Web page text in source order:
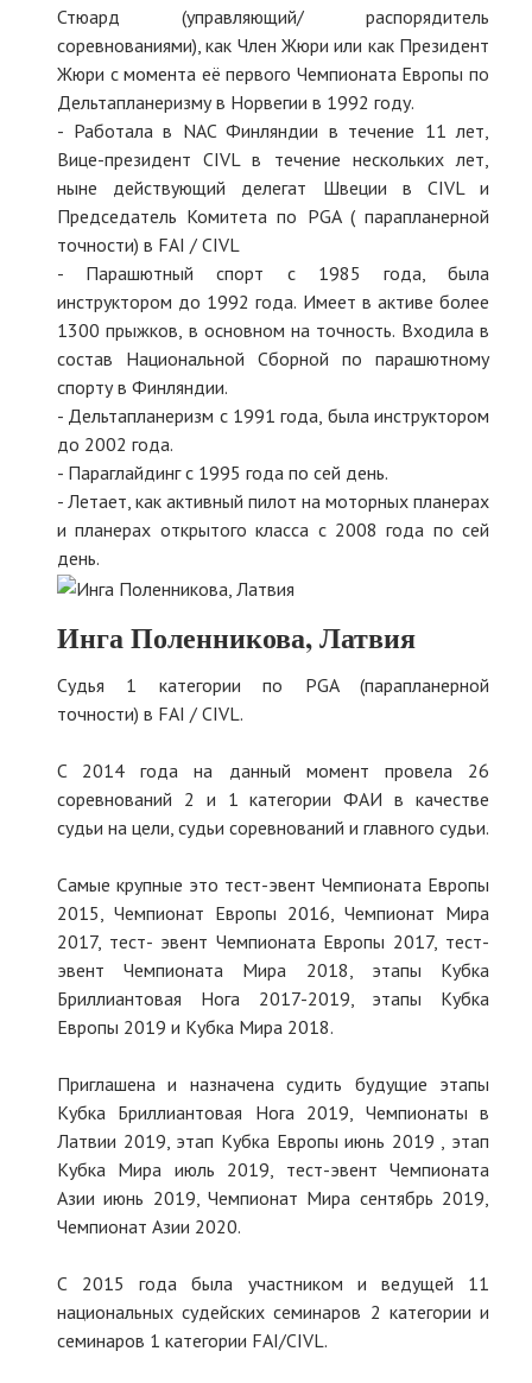
Стюард (управляющий/ распорядитель
соревнованиями), как Член Жюри или как Президент
Жюри с момента её первого Чемпионата Европы по
Дельтапланеризму в Норвегии в 1992 году.
- Работала в NAC Финляндии в течение 11 лет,
Вице-президент CIVL в течение нескольких лет,
ныне действующий делегат Швеции в CIVL и
Председатель Комитета по PGA ( парапланерной
точности) в FAI / CIVL
- Парашютный спорт с 1985 года, была
инструктором до 1992 года. Имеет в активе более
1300 прыжков, в основном на точность. Входила в
состав Национальной Сборной по парашютному
спорту в Финляндии.
- Дельтапланеризм с 1991 года, была инструктором
до 2002 года.
- Параглайдинг с 1995 года по сей день.
- Летает, как активный пилот на моторных планерах
и планерах открытого класса с 2008 года по сей
день.
Инга Поленникова, Латвия
Судья 1 категории по PGA (парапланерной
точности) в FAI / CIVL.
C 2014 года на данный момент провела 26
соревнований 2 и 1 категории ФАИ в качестве
судьи на цели, судьи соревнований и главного судьи.
Самые крупные это тест-эвент Чемпионата Европы
2015, Чемпионат Европы 2016, Чемпионат Мира
2017, тест- эвент Чемпионата Европы 2017, тест-
эвент Чемпионата Мира 2018, этапы Кубка
Бриллиантовая Нога 2017-2019, этапы Кубка
Европы 2019 и Кубка Мира 2018.
Приглашена и назначена судить будущие этапы
Кубка Бриллиантовая Нога 2019, Чемпионаты в
Латвии 2019, этап Кубка Европы июнь 2019 , этап
Кубка Мира июль 2019, тест-эвент Чемпионата
Азии июнь 2019, Чемпионат Мира сентябрь 2019,
Чемпионат Азии 2020.
С 2015 года была участником и ведущей 11
национальных судейских семинаров 2 категории и
семинаров 1 категории FAI/CIVL.